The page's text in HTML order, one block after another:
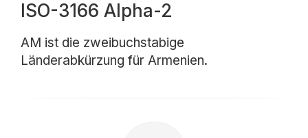
ISO-3166 Alpha-2
AM ist die zweibuchstabige
Länderabkürzung für Armenien.